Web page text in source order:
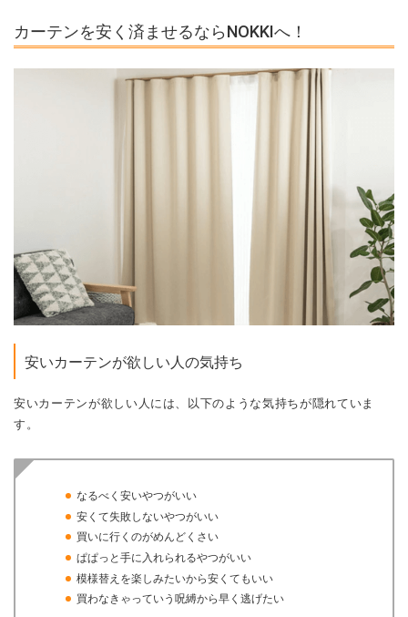
カーテンを安く済ませるならNOKKIへ！
安いカーテンが欲しい人の気持ち
安いカーテンが欲しい人には、以下のような気持ちが隠れていま
す。
なるべく安いやつがいい
安くて失敗しないやつがいい
買いに行くのがめんどくさい
ぱぱっと手に入れられるやつがいい
模様替えを楽しみたいから安くてもいい
買わなきゃっていう呪縛から早く逃げたい